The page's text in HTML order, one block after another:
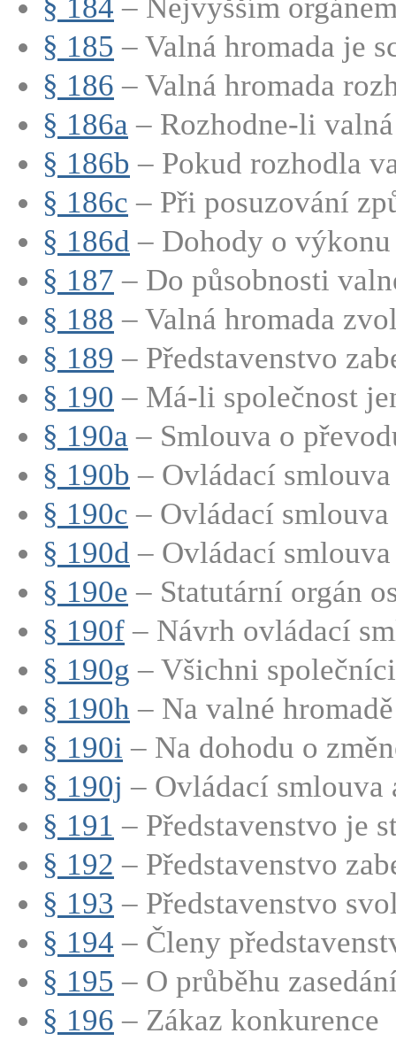
§ 184 – Nejvyšším
§ 185 – Valná hromada je
§ 186 – Valná hromada
§ 186a – Rozhodne-li
§ 186b – Pokud rozhodla
§ 186c – Při posuzování
§ 186d – Dohody o
§ 187 – Do působnosti
§ 188 – Valná hromada
§ 189 – Představenstvo
§ 190 – Má-li společnost
§ 190a – Smlouva o
§ 190b – Ovládací smlouva
§ 190c – Ovládací
§ 190d – Ovládací
§ 190e – Statutární orgán
§ 190f – Návrh ovládací
§ 190g – Všichni
§ 190h – Na valné
§ 190i – Na dohodu o
§ 190j – Ovládací smlouva
§ 191 – Představenstvo je
§ 192 – Představenstvo
§ 193 – Představenstvo
§ 194 – Členy
§ 195 – O průběhu
§ 196 – Zákaz konkurence